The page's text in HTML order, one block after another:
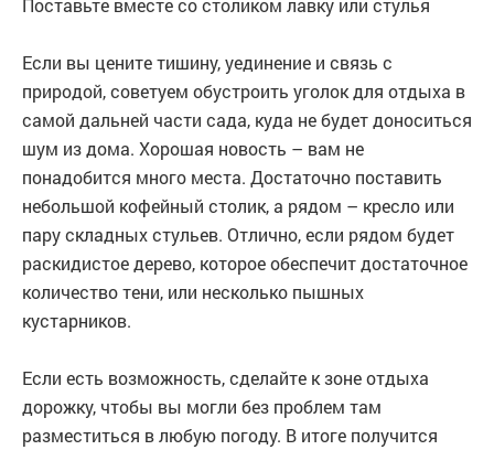
Если вы цените тишину, уединение и связь с
природой, советуем обустроить уголок для отдыха в
самой дальней части сада, куда не будет доноситься
шум из дома. Хорошая новость – вам не
понадобится много места. Достаточно поставить
небольшой кофейный столик, а рядом – кресло или
пару складных стульев. Отлично, если рядом будет
раскидистое дерево, которое обеспечит достаточное
количество тени, или несколько пышных
кустарников.
Если есть возможность, сделайте к зоне отдыха
дорожку, чтобы вы могли без проблем там
разместиться в любую погоду. В итоге получится